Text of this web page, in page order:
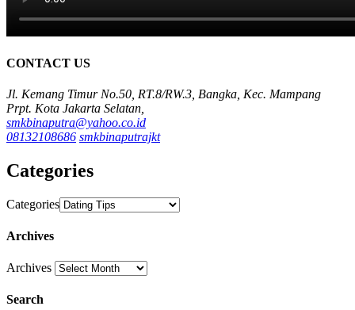
CONTACT US
Jl. Kemang Timur No.50, RT.8/RW.3, Bangka, Kec. Mampang
Prpt. Kota Jakarta Selatan,
smkbinaputra@yahoo.co.id
08132108686 smkbinaputrajkt
Categories
Categories
Archives
Archives
Search